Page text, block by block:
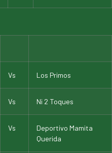
Vs Los Primos
Vs Ni 2 Toques
Vs
Deportivo Mamita
Querida